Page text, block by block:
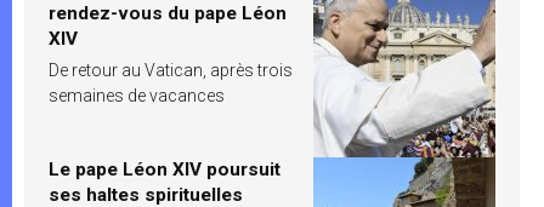
rendez-vous du pape Léon
XIV
De retour au Vatican, après trois
semaines de vacances
Le pape Léon XIV poursuit
ses haltes spirituelles